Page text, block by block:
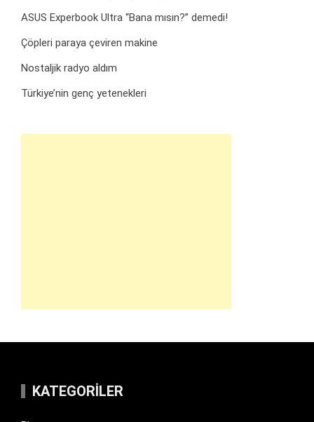
ASUS Experbook Ultra “Bana mısın?” demedi!
Çöpleri paraya çeviren makine
Nostaljik radyo aldım
Türkiye’nin genç yetenekleri
KATEGORILER